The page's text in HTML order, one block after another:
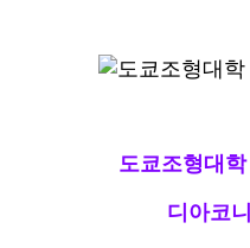
도쿄조형대
디아코